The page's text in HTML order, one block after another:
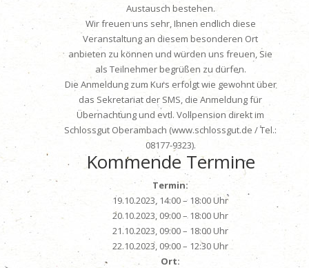
Austausch bestehen.
Wir freuen uns sehr, Ihnen endlich diese
Veranstaltung an diesem ­besonderen Ort
anbieten zu können und würden uns freuen, Sie
als Teilnehmer begrüßen zu dürfen.
Die Anmeldung zum Kurs erfolgt wie gewohnt über
das Sekretariat der SMS, die Anmeldung für
Übernachtung und evtl. Vollpension direkt im
Schlossgut Oberambach (www.schlossgut.de / Tel.:
08177-9323).
Kommende Termine
Termin:
19.10.2023, 14:00 – 18:00 Uhr
20.10.2023, 09:00 – 18:00 Uhr
21.10.2023, 09:00 – 18:00 Uhr
22.10.2023, 09:00 – 12:30 Uhr
Ort: